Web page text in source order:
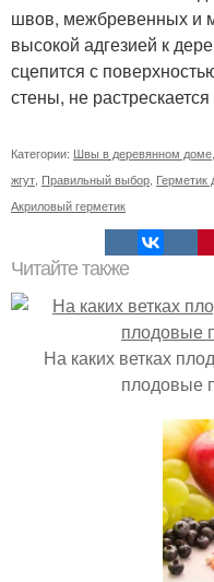
швов, межбревенных и
высокой адгезией к
сцепится с
стены, не
Категории: Швы в деревянном доме
жгут Правильный выбор Герметик
Акриловый герметик
Читайте также
На каких ветках
плодовые